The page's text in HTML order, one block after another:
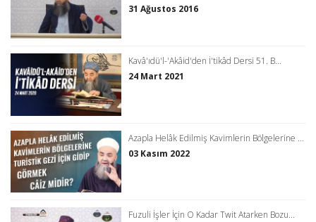
31 Ağustos 2016
Kavâ'ıdü'l-'Akâid'den İ'tikâd Dersi 51. B...
24 Mart 2021
Azapla Helâk Edilmiş Kavimlerin Bölgelerine ...
03 Kasım 2022
Fuzuli İşler İçin O Kadar Twit Atarken Bozu...